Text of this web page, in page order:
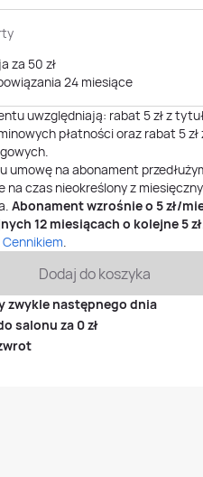
za 50 zł
24 miesiące
uwzględniają: rabat 5 zł z
płatności oraz rabat 5 zł
umowę na abonament
czas nieokreślony z
Abonament wzrośnie o 5zł/
12 miesiącach o kolejne5
Cennikiem.
Dodaj do koszyka
zwykle następnego dnia
salonu za 0 zł